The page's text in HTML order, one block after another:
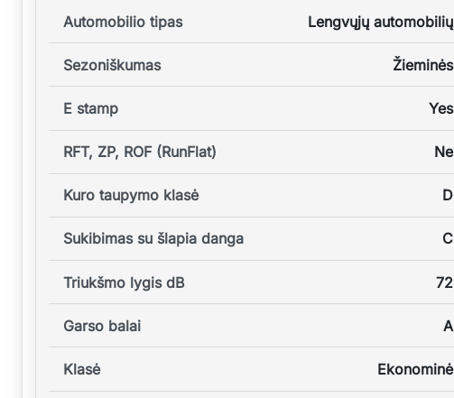
Automobilio tipas Lengvųjų automobilių
Sezoniškumas Žieminės
E stamp Yes
RFT, ZP, ROF (RunFlat) Ne
Kuro taupymo klasė D
Sukibimas su šlapia danga C
Triukšmo lygis dB 72
Garso balai A
Klasė Ekonominė